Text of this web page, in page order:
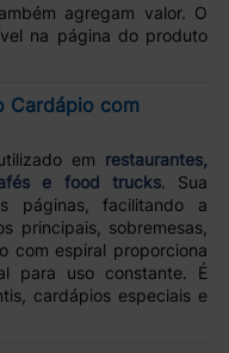
agregam valor. O
na página do produto
Cardápio com
em restaurantes,
e food trucks. Sua
páginas, facilitando a
principais, sobremesas,
com espiral proporciona
para uso constante. É
cardápios especiais e